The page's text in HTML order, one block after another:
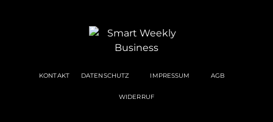
KONTAKT DATENSCHUTZ IMPRESSUM AGB
WIDERRUF